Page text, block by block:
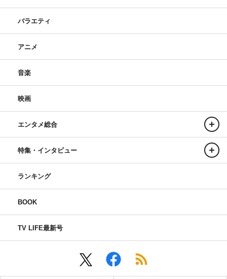
バラエティ
アニメ
音楽
映画
エンタメ総合
特集・インタビュー
ランキング
BOOK
TV LIFE最新号